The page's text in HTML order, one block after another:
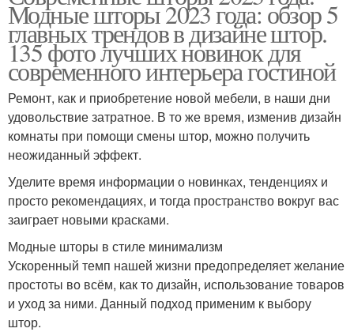
Модные шторы 2023 года: обзор 5
главных трендов в дизайне штор.
135 фото лучших новинок для
современного интерьера гостиной
Ремонт, как и приобретение новой мебели, в наши дни
удовольствие затратное. В то же время, изменив дизайн
комнаты при помощи смены штор, можно получить
неожиданный эффект.
Уделите время информации о новинках, тенденциях и
просто рекомендациях, и тогда пространство вокруг вас
заиграет новыми красками.
Модные шторы в стиле минимализм
Ускоренный темп нашей жизни предопределяет желание
простоты во всём, как то дизайн, использование товаров
и уход за ними. Данный подход применим к выбору
штор.